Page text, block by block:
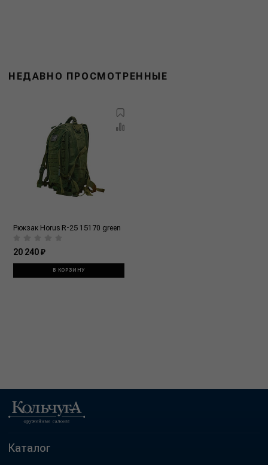
НЕДАВНО ПРОСМОТРЕННЫЕ
Рюкзак Horus R-25 15170 green
20 240 ₽
В КОРЗИНУ
Каталог